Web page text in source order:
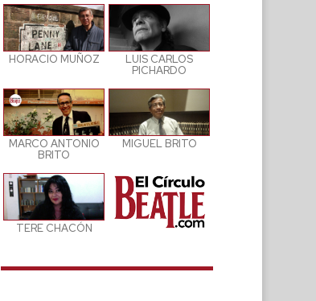
HORACIO MUÑOZ
LUIS CARLOS
PICHARDO
MARCO ANTONIO
BRITO
MIGUEL BRITO
TERE CHACÓN